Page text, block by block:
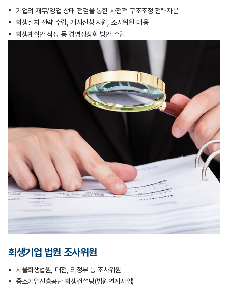
기업의 재무/영업 상태 점검을 통한 사전적 구조조정 전략자문
회생절차 전략 수립, 개시신청 지원, 조사위원 대응
회생계획안 작성 등 경영정상화 방안 수립
회생기업 법원 조사위원
서울회생법원, 대전, 의정부 등 조사위원
중소기업진흥공단 회생컨설팅(법원연계사업)